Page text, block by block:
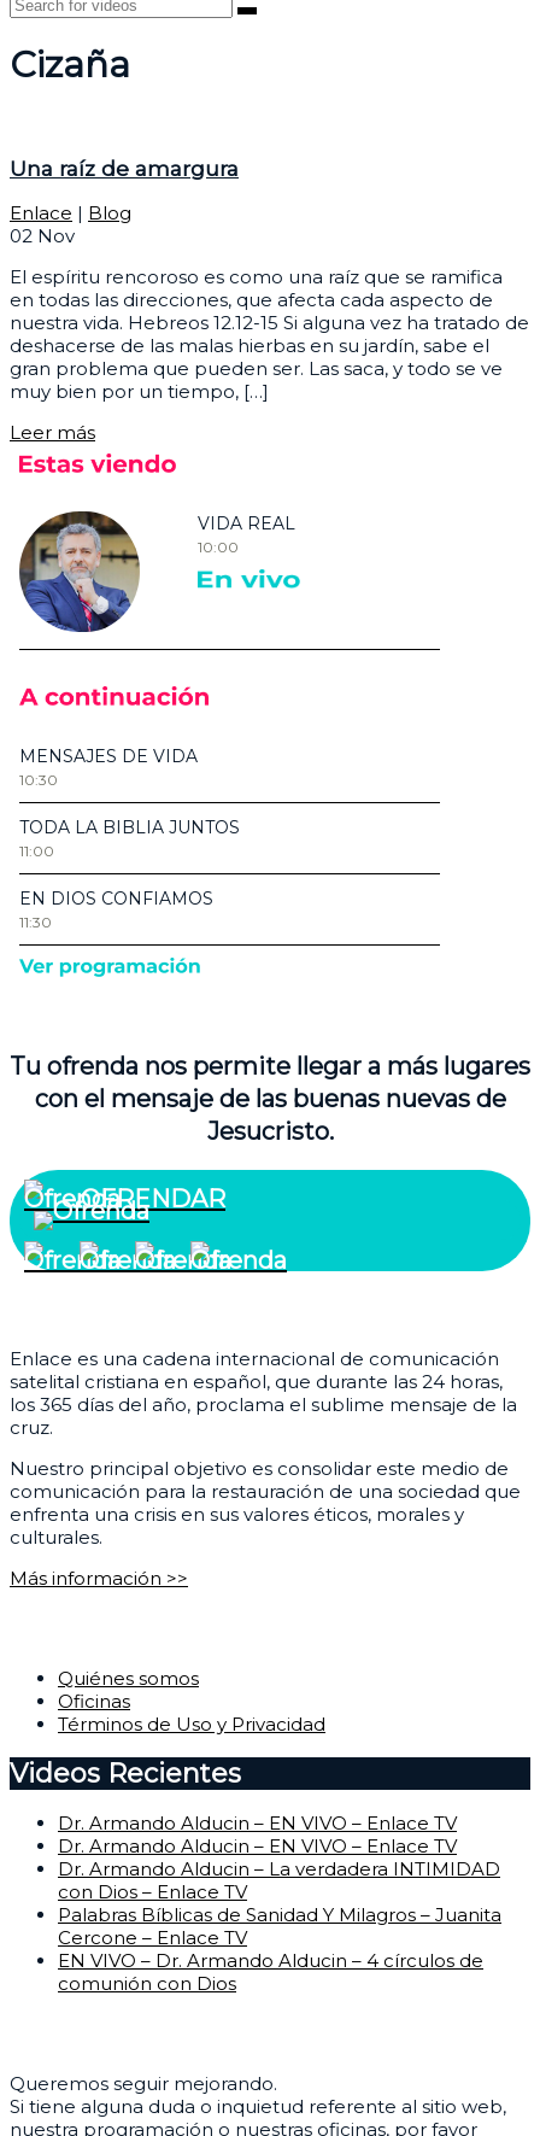
Cizaña
Una raíz de amargura
Enlace | Blog
02 Nov
El espíritu rencoroso es como una raíz que se ramifica
en todas las direcciones, que afecta cada aspecto de
nuestra vida. Hebreos 12.12-15 Si alguna vez ha tratado de
deshacerse de las malas hierbas en su jardín, sabe el
gran problema que pueden ser. Las saca, y todo se ve
muy bien por un tiempo, […]
Leer más
Tu ofrenda nos permite llegar a más lugares
con el mensaje de las buenas nuevas de
Jesucristo.
OFRENDAR
Enlace es una cadena internacional de comunicación
satelital cristiana en español, que durante las 24 horas,
los 365 días del año, proclama el sublime mensaje de la
cruz.
Nuestro principal objetivo es consolidar este medio de
comunicación para la restauración de una sociedad que
enfrenta una crisis en sus valores éticos, morales y
culturales.
Más información >>
Quiénes somos
Oficinas
Términos de Uso y Privacidad
Videos Recientes
Dr. Armando Alducin – EN VIVO – Enlace TV
Dr. Armando Alducin – EN VIVO – Enlace TV
Dr. Armando Alducin – La verdadera INTIMIDAD
con Dios – Enlace TV
Palabras Bíblicas de Sanidad Y Milagros – Juanita
Cercone – Enlace TV
EN VIVO – Dr. Armando Alducin – 4 círculos de
comunión con Dios
Queremos seguir mejorando.
Si tiene alguna duda o inquietud referente al sitio web,
nuestra programación o nuestras oficinas, por favor